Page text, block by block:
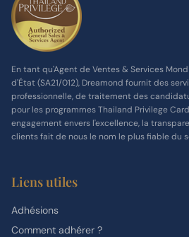
En tant qu'Agent de Ventes & Services
d'État (SA21/012), Dreamond fournit des
professionnelle, de traitement des
pour les programmes Thailand Privilege
engagement envers l'excellence, la
clients fait de nous le nom le plus fiable du
Liens utiles
Adhésions
Comment adhérer ?